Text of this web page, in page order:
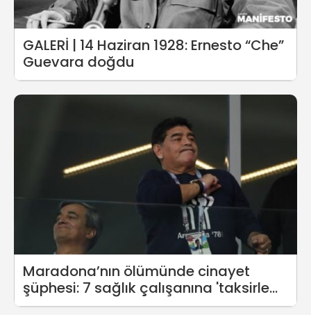
GALERİ | 14 Haziran 1928: Ernesto “Che”
Guevara doğdu
Maradona’nın ölümünde cinayet
şüphesi: 7 sağlık çalışanına 'taksirle
öldürme' suçlaması yöneltildi